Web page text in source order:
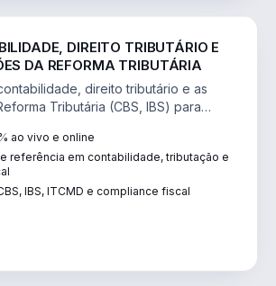
DIREITO TRIBUTÁRIO E
DA REFORMA TRIBUTÁRIA
direito tributário e as
Tributária (CBS, IBS) para
ao vivo e online
referência em contabilidade, tributação e
IBS, ITCMD e compliance fiscal